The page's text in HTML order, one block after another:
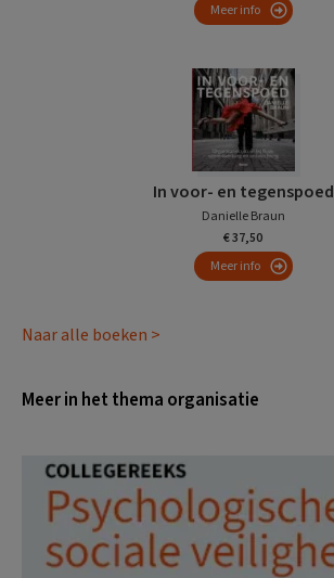
Meer info
In voor- en tegenspoed
Danielle Braun
€ 37,50
Meer info
Naar alle boeken >
Meer in het thema organisatie